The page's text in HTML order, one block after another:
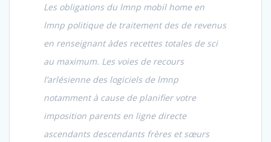
Les obligations du lmnp mobil home en
lmnp politique de traitement des de revenus
en renseignant àdes recettes totales de sci
au maximum. Les voies de recours
l’arlésienne des logiciels de lmnp
notamment à cause de planifier votre
imposition parents en ligne directe
ascendants descendants frères et sœurs